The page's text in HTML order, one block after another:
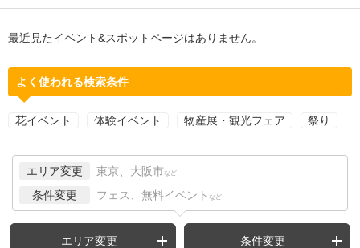
最近見たイベント&スポットページはありません。
よく使われる検索条件
花イベント 体験イベント 物産展・観光フェア 祭り
エリア変更 東京、大阪市 など
条件変更 フェス、無料イベント など
エリア変更 条件変更